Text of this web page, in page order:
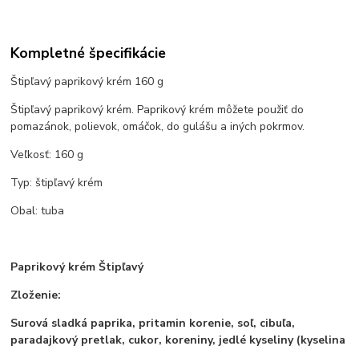
Kompletné špecifikácie
Štipľavý paprikový krém 160 g
Štipľavý paprikový krém. Paprikový krém môžete použiť do
pomazánok, polievok, omáčok, do gulášu a iných pokrmov.
Veľkosť: 160 g
Typ: štipľavý krém
Obal: tuba
Paprikový krém Štipľavý
Zloženie:
Surová sladká paprika, pritamin korenie, soľ, cibuľa,
paradajkový pretlak, cukor, koreniny, jedlé kyseliny (kyselina